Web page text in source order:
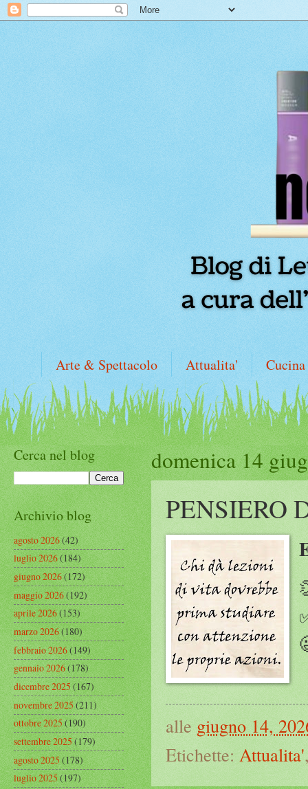
Arte & Spettacolo Attualita' Cucina
domenica 14
PENSIERO
alle giugno 14,
Etichette: Attualita'
Cerca nel blog
Archivio blog
agosto 2026(42)
luglio 2026(184)
giugno 2026(172)
maggio 2026(192)
aprile 2026(153)
marzo 2026(180)
febbraio 2026(149)
gennaio 2026(178)
dicembre 2025(167)
novembre 2025(211)
ottobre 2025(190)
settembre 2025(179)
agosto 2025(178)
luglio 2025(197)